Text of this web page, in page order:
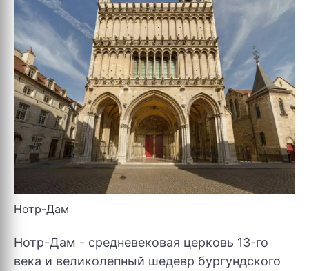
Нотр-Дам
Нотр-Дам - средневековая церковь 13-го
века и великолепный шедевр бургундского